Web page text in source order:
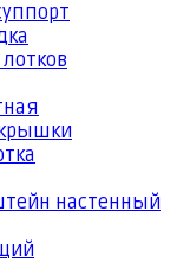
настенный